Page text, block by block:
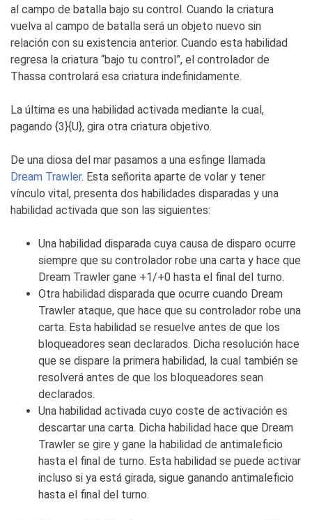
al campo de batalla bajo su control. Cuando la criatura
vuelva al campo de batalla será un objeto nuevo sin
relación con su existencia anterior. Cuando esta habilidad
regresa la criatura “bajo tu control”, el controlador de
Thassa controlará esa criatura indefinidamente.
La última es una habilidad activada mediante la cual,
pagando {3}{U}, gira otra criatura objetivo.
De una diosa del mar pasamos a una esfinge llamada
Dream Trawler. Esta señorita aparte de volar y tener
vínculo vital, presenta dos habilidades disparadas y una
habilidad activada que son las siguientes:
Una habilidad disparada cuya causa de disparo ocurre
siempre que su controlador robe una carta y hace que
Dream Trawler gane +1/+0 hasta el final del turno.
Otra habilidad disparada que ocurre cuando Dream
Trawler ataque, que hace que su controlador robe una
carta. Esta habilidad se resuelve antes de que los
bloqueadores sean declarados. Dicha resolución hace
que se dispare la primera habilidad, la cual también se
resolverá antes de que los bloqueadores sean
declarados.
Una habilidad activada cuyo coste de activación es
descartar una carta. Dicha habilidad hace que Dream
Trawler se gire y gane la habilidad de antimaleficio
hasta el final de turno. Esta habilidad se puede activar
incluso si ya está girada, sigue ganando antimaleficio
hasta el final del turno.